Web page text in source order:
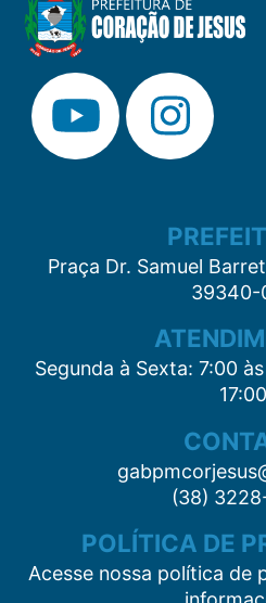
Praça Dr. Samuel
39340-
Segunda à Sexta: 7:00
17:00
(38)
POLÍTICA DE
Acesse nossa política de